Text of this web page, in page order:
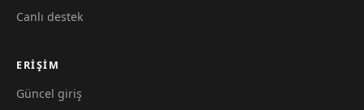
Canlı destek
ERIŞIM
Güncel giriş